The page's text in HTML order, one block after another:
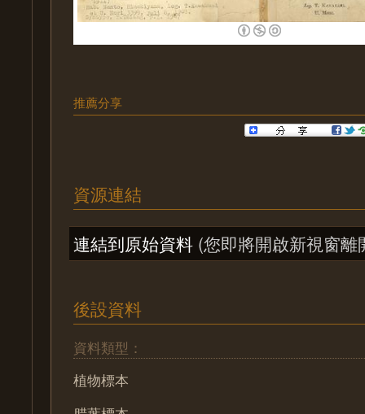
推薦分享
資源連結
連結到原始資料 (您即將開啟新視窗離
後設資料
資料類型：
植物標本